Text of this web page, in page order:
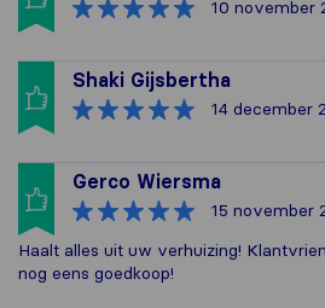
10 november
Shaki Gijsbertha
14 december
Gerco Wiersma
15 november
Haalt alles uit uw verhuizing!
nog eens goedkoop!